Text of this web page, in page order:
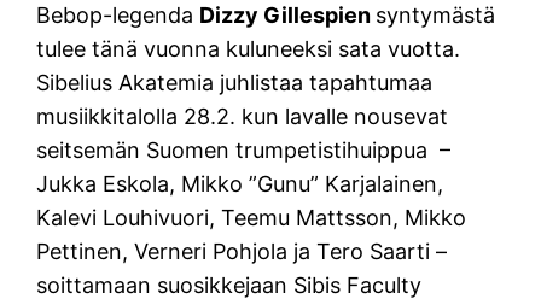
Bebop-legenda Dizzy Gillespien syntymästä
tulee tänä vuonna kuluneeksi sata vuotta.
Sibelius Akatemia juhlistaa tapahtumaa
musiikkitalolla 28.2. kun lavalle nousevat
seitsemän Suomen trumpetistihuippua –
Jukka Eskola, Mikko ”Gunu” Karjalainen,
Kalevi Louhivuori, Teemu Mattsson, Mikko
Pettinen, Verneri Pohjola ja Tero Saarti –
soittamaan suosikkejaan Sibis Faculty